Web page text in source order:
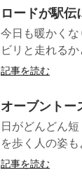
ロードが駅伝
今日も暖かく
ビリと走れる
記事を読む
オーブントー
日がどんどん
を歩く人の姿
記事を読む